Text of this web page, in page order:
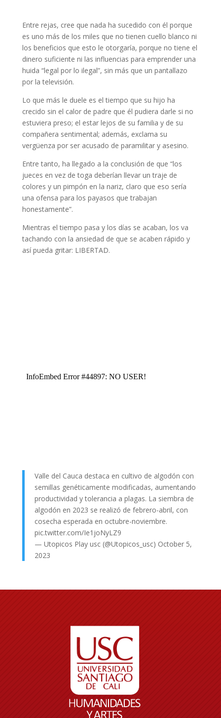
Entre rejas, cree que nada ha sucedido con él porque
es uno más de los miles que no tienen cuello blanco ni
los beneficios que esto le otorgaría, porque no tiene el
dinero suficiente ni las influencias para emprender una
huida “legal por lo ilegal”, sin más que un pantallazo
por la televisión.
Lo que más le duele es el tiempo que su hijo ha
crecido sin el calor de padre que él pudiera darle si no
estuviera preso; el estar lejos de su familia y de su
compañera sentimental; además, exclama su
vergüenza por ser acusado de paramilitar y asesino.
Entre tanto, ha llegado a la conclusión de que “los
jueces en vez de toga deberían llevar un traje de
colores y un pimpón en la nariz, claro que eso sería
una ofensa para los payasos que trabajan
honestamente”.
Mientras el tiempo pasa y los días se acaban, los va
tachando con la ansiedad de que se acaben rápido y
así pueda gritar: LIBERTAD.
Valle del Cauca destaca en cultivo de algodón con
semillas genéticamente modificadas, aumentando
productividad y tolerancia a plagas. La siembra de
algodón en 2023 se realizó de febrero-abril, con
cosecha esperada en octubre-noviembre.
pic.twitter.com/Ie1joNyLZ9
— Utopicos Play usc (@Utopicos_usc) October 5,
2023